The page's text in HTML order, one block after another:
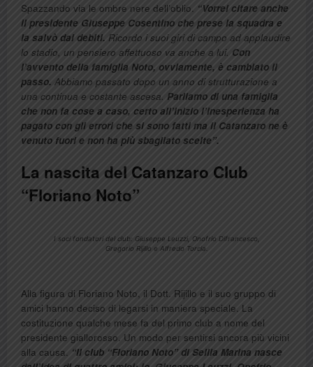
Spazzando via le ombre nere dell’oblio. “Vorrei citare anche
il presidente Giuseppe Cosentino che prese la squadra e
la salvò dai debiti. Ricordo i suoi giri di campo ad applaudire
lo stadio, un pensiero affettuoso va anche a lui. Con
l’avvento della famiglia Noto, ovviamente, è cambiato il
passo. Abbiamo passato dopo un anno di strutturazione a
una continua e costante ascesa. Parliamo di una famiglia
che non fa cose a caso, certo all’inizio l’inesperienza ha
pagato con gli errori che si sono fatti ma il Catanzaro ne è
venuto fuori e non ha più sbagliato scelte”.
La nascita del Catanzaro Club
“Floriano Noto”
I soci fondatori del club: Giuseppe Leuzzi, Onofrio Difrancesco,
Gregorio Rijillo e Alfredo Torcia.
Alla figura di Floriano Noto, il Dott. Rijillo e il suo gruppo di
amici hanno deciso di legarsi in maniera speciale. La
costituzione qualche mese fa del primo club a nome del
presidente giallorosso. Un modo per sentirsi ancora più vicini
alla causa. “Il club “Floriano Noto” di Sellia Marina nasce